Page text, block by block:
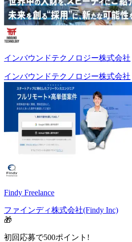
インバウンドテクノロジー株式会社
インバウンドテクノロジー株式会社
Findy Freelance
ファインディ株式会社(Findy Inc)
🎁
初回応募で500ポイント!